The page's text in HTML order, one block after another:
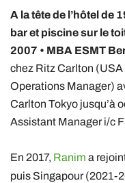
A la tête de l’hôtel de
bar et piscine sur le
2007 • MBA ESMT
chez Ritz Carlton
Operations Manager)
Carlton Tokyo jusqu’à
Assistant Manager i/c
En 2017, Ranim a
puis Singapour (2021-